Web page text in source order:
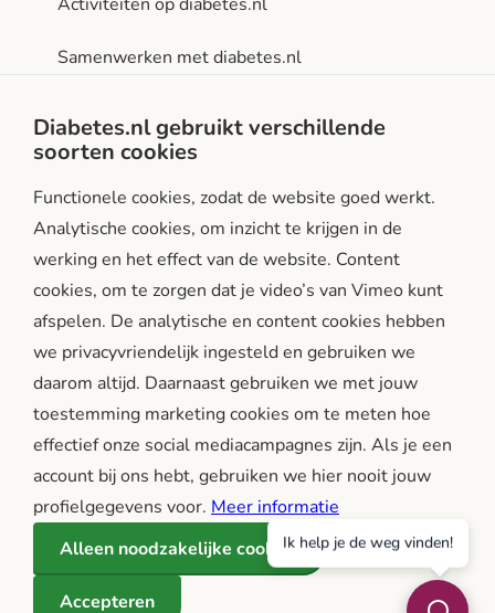
Samenwerken met diabetes.nl
diabetes.nl is een initiatief van:
Betrouwbare en onafhankelijke informatie over diabetes, in
samenwerking met experts zoals artsen en wetenschappers.
Diabetes.nl gebruikt verschillende
soorten cookies
Functionele cookies, zodat de website goed werkt.
Analytische cookies, om inzicht te krijgen in de
werking en het effect van de website. Content
cookies, om te zorgen dat je video’s van Vimeo kunt
afspelen. De analytische en content cookies hebben
we privacyvriendelijk ingesteld en gebruiken we
daarom altijd. Daarnaast gebruiken we met jouw
toestemming marketing cookies om te meten hoe
effectief onze social mediacampagnes zijn. Als je een
account bij ons hebt, gebruiken we hier nooit jouw
profielgegevens voor. Meer informatie
Alleen noodzakelijke cookies
Accepteren
Ik help je de weg vinden!